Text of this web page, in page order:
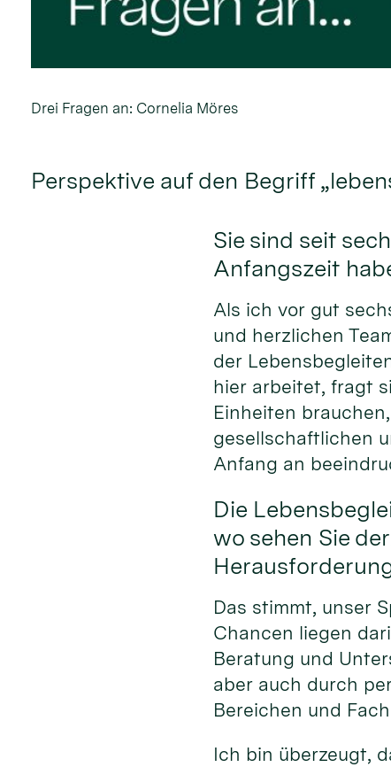
Drei Fragen an: Cornelia Möres
Perspektive auf den Begriff
Sie sind seit
Anfangszeit
Als ich vor gut
und herzlichen
der
hier arbeitet, fragt
Einheiten
gesellschaftlichen
Anfang an
Die
wo sehen Sie
Das stimmt, unser
Chancen liegen
Beratung und
aber auch durch
Bereichen und
Ich bin überzeugt,